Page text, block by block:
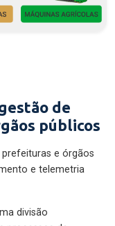
de
públicos
e órgãos
e telemetria
divisão